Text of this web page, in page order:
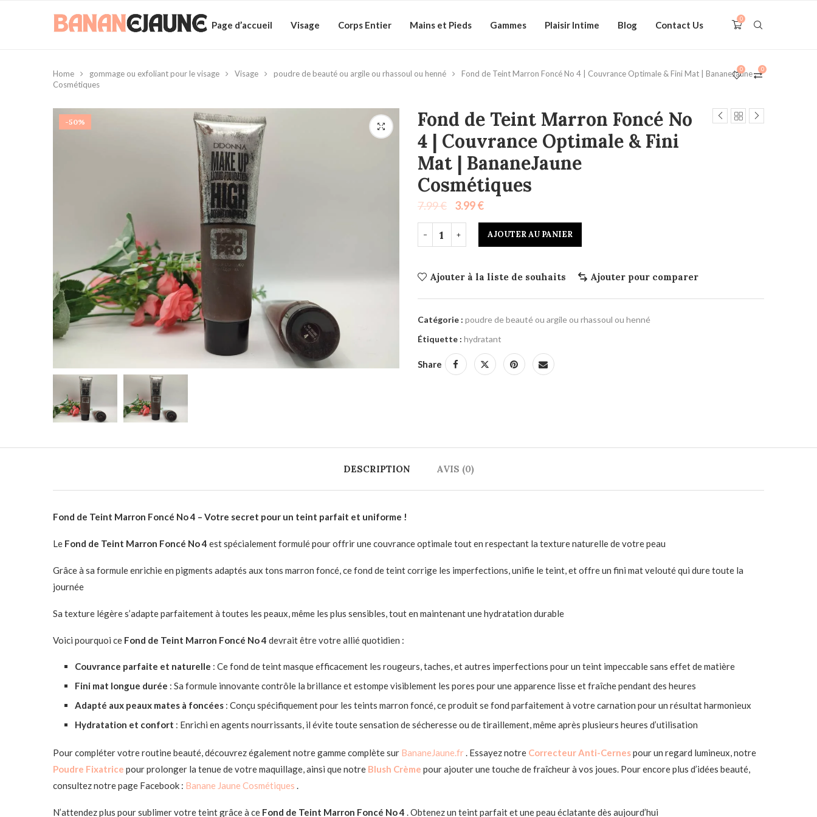
Page d’accueil Visage Corps Entier Mains et Pieds Gammes Plaisir Intime Blog Contact Us
0
0
0
Home gommage ou exfoliant pour le visage Visage poudre de beauté ou argile ou rhassoul ou henné
Fond de Teint Marron Foncé No 4 | Couvrance Optimale & Fini Mat | BananeJaune
Cosmétiques
-50%
Fond de Teint Marron Foncé No
4 | Couvrance Optimale & Fini
Mat | BananeJaune
Cosmétiques
7.99€ 3.99€
AJOUTER AU PANIER
Ajouter à la liste de souhaits Ajouter pour comparer
Catégorie : poudre de beauté ou argile ou rhassoul ou henné
Étiquette : hydratant
Share
DESCRIPTION AVIS (0)
Fond de Teint Marron Foncé No 4 – Votre secret pour un teint parfait et uniforme !
Le Fond de Teint Marron Foncé No 4 est spécialement formulé pour offrir une couvrance optimale tout en respectant la texture naturelle de votre peau
Grâce à sa formule enrichie en pigments adaptés aux tons marron foncé, ce fond de teint corrige les imperfections, unifie le teint, et offre un fini mat velouté qui dure toute la
journée
Sa texture légère s’adapte parfaitement à toutes les peaux, même les plus sensibles, tout en maintenant une hydratation durable
Voici pourquoi ce Fond de Teint Marron Foncé No 4 devrait être votre allié quotidien :
Couvrance parfaite et naturelle : Ce fond de teint masque efficacement les rougeurs, taches, et autres imperfections pour un teint impeccable sans effet de matière
Fini mat longue durée : Sa formule innovante contrôle la brillance et estompe visiblement les pores pour une apparence lisse et fraîche pendant des heures
Adapté aux peaux mates à foncées : Conçu spécifiquement pour les teints marron foncé, ce produit se fond parfaitement à votre carnation pour un résultat harmonieux
Hydratation et confort : Enrichi en agents nourrissants, il évite toute sensation de sécheresse ou de tiraillement, même après plusieurs heures d’utilisation
Pour compléter votre routine beauté, découvrez également notre gamme complète sur BananeJaune.fr. Essayez notre Correcteur Anti-Cernespour un regard lumineux, notre
Poudre Fixatrice pour prolonger la tenue de votre maquillage, ainsi que notre Blush Crème pour ajouter une touche de fraîcheur à vos joues. Pour encore plus d’idées beauté,
consultez notre page Facebook : Banane Jaune Cosmétiques .
N’attendez plus pour sublimer votre teint grâce à ce Fond de Teint Marron Foncé No 4 . Obtenez un teint parfait et une peau éclatante dès aujourd’hui